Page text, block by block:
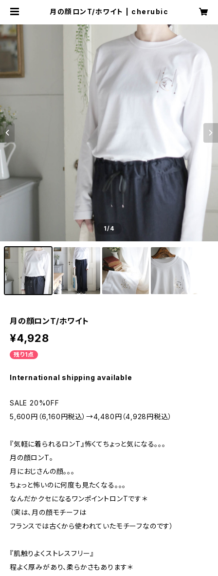
月の顔ロンT/ホワイト | cherubic
1/4
月の顔ロンT/ホワイト
¥4,928
残り1点
International shipping available
SALE 20%0FF
5,600円（6,160円税込）→4,480円（4,928円税込）
『気軽に着られるロンT』怖くてちょっと気になる。。。
月の顔ロンT。
月におじさんの顔。。。
ちょっと怖いのに何度も見たくなる。。。
なんだかクセになるワンポイントロンTです＊
（実は、月の顔モチーフは
フランスでは古くから使われていたモチーフなのです）
『肌触りよくストレスフリー』
程よく厚みがあり、柔らかさもあります＊